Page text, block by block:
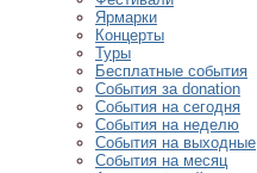
Ярмарки
Концерты
Туры
Бесплатные события
События за donation
События на сегодня
События на неделю
События на выходные
События на месяц